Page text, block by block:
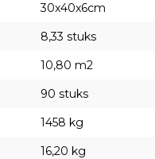
30x40x6cm
8,33 stuks
10,80 m2
90 stuks
1458 kg
16,20 kg